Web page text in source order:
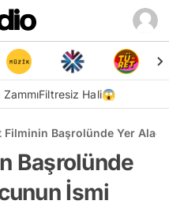
Filtresiz Hali😱
Filminin Başrolünde Yer
Başrolünde
İsmi